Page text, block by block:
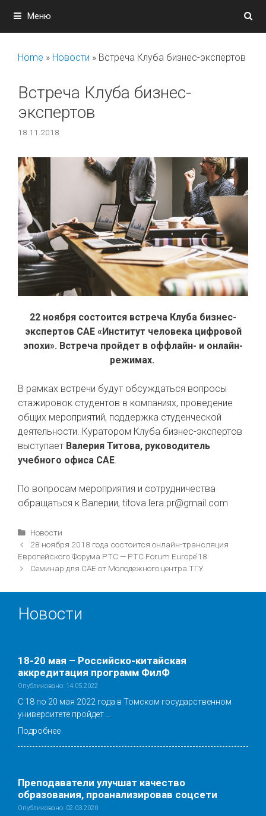
содержимому
Меню
Home » Новости » Встреча Клуба бизнес-экспертов
Встреча Клуба бизнес-
экспертов
18.11.2018
22 ноября состоится встреча Клуба бизнес-
экспертов САЕ «Институт человека цифровой
эпохи». Встреча пройдет в оффлайн- и онлайн-
режимах.
В рамках встречи будут обсуждаться вопросы
стажировок студентов в компаниях, проведение
общих мероприятий, поддержка студенческой
деятельности. Куратором Клуба бизнес-экспертов
выступает Валерия Титова, руководитель
учебного офиса САЕ.
По вопросам мероприятия и сотрудничества
обращаться к Валерии, titova.lera.pr@gmail.com
Рубрики
Новости
Навигация
записи
28 ноября 2018 года состоится онлайн-трансляция
Европейского Форума PTC — PTC Forum Europe’18
Семинар для САЕ от Молодежного центра ТГУ
Новости
18-20 мая – Российско-китайская
аккредитация программ ФилФ
Опубликовано: 14.05.2022
С 18 по 20 мая 2022 года в Томском государственном
университете пройдет …
Подробнее
Преподаватели улучшат качество
образования, проанализировав соцсети
Опубликовано: 02.03.2020